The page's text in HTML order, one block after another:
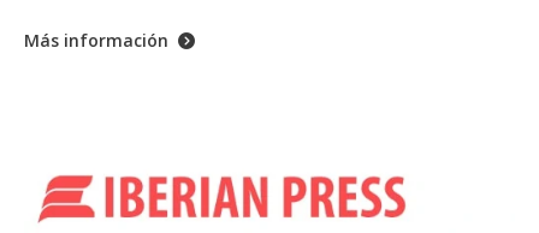
Más información